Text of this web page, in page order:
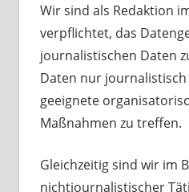
Wir sind als Redaktion
verpflichtet, das
journalistischen Daten
Daten nur
geeignete
Maßnahmen zu treffen.
Gleichzeitig sind wir im
nichtjournalistischer